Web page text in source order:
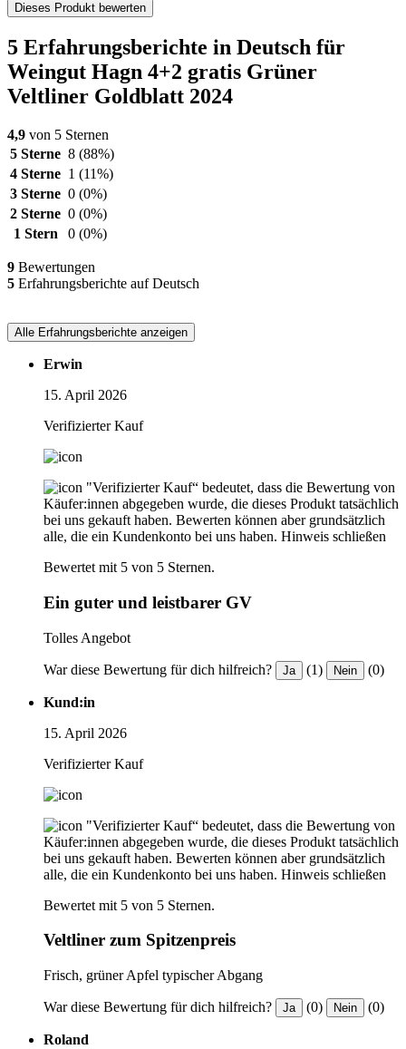
Dieses Produkt bewerten
5 Erfahrungsberichte in Deutsch für
Weingut Hagn 4+2 gratis Grüner
Veltliner Goldblatt 2024
4,9 von 5 Sternen
5 Sterne 8 (88%)
4 Sterne 1 (11%)
3 Sterne 0 (0%)
2 Sterne 0 (0%)
1 Stern
0 (0%)
9 Bewertungen
5 Erfahrungsberichte auf Deutsch
Alle Erfahrungsberichte anzeigen
Erwin
15. April 2026
Verifizierter Kauf
"Verifizierter Kauf“ bedeutet, dass die Bewertung von
Käufer:innen abgegeben wurde, die dieses Produkt tatsächlich
bei uns gekauft haben. Bewerten können aber grundsätzlich
alle, die ein Kundenkonto bei uns haben. Hinweis schließen
Bewertet mit 5 von 5 Sternen.
Ein guter und leistbarer GV
Tolles Angebot
War diese Bewertung für dich hilfreich? Ja (1) Nein (0)
Kund:in
15. April 2026
Verifizierter Kauf
"Verifizierter Kauf“ bedeutet, dass die Bewertung von
Käufer:innen abgegeben wurde, die dieses Produkt tatsächlich
bei uns gekauft haben. Bewerten können aber grundsätzlich
alle, die ein Kundenkonto bei uns haben. Hinweis schließen
Bewertet mit 5 von 5 Sternen.
Veltliner zum Spitzenpreis
Frisch, grüner Apfel typischer Abgang
War diese Bewertung für dich hilfreich? Ja (0) Nein (0)
Roland